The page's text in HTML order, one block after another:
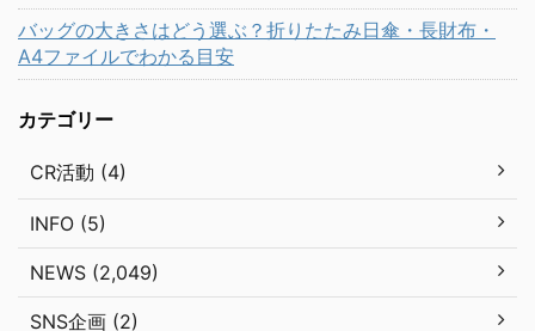
バッグの大きさはどう選ぶ？折りたたみ日傘・長財布・
A4ファイルでわかる目安
カテゴリー
CR活動 (4)
INFO (5)
NEWS (2,049)
SNS企画 (2)